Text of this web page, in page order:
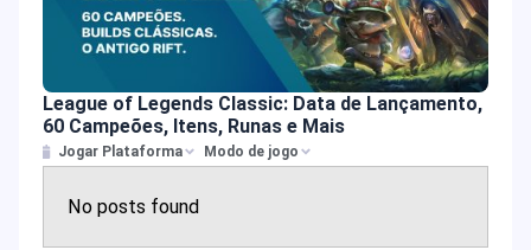
League of Legends Classic: Data de Lançamento,
60 Campeões, Itens, Runas e Mais
Jogar Plataforma Modo de jogo
No posts found